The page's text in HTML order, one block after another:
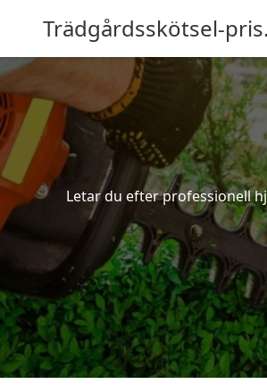
Trädgårdsskötsel-
Letar du efter professionell